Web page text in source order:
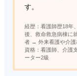
す。
経歴：看護師歴18年
後、救命救急病棟に
者 → 外来看護や介護
資格：看護師、介護
ーター2級